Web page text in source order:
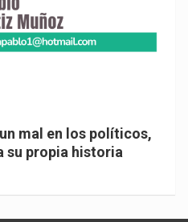
mal en los políticos,
su propia historia